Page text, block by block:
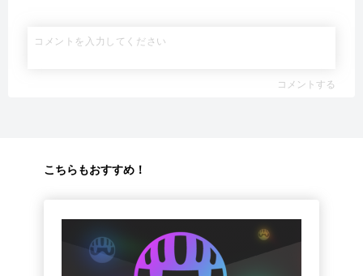
コメントする
こちらもおすすめ！